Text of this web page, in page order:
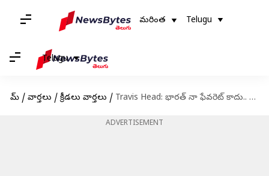
మరింత Telugu
Telugu
హోమ్ / వార్తలు / క్రీడలు వార్తలు / Travis Head: భారత్‌ నా ఫేవరెట్‌ కాదు.. కానీ సిరీస్‌ కోసం శ్రమిస్తున్నా : ట్రావిస్ హెడ్
ADVERTISEMENT